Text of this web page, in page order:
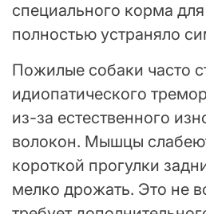
специального корма
полностью устраняло
Пожилые собаки часто
идиопатического
из-за естественного
волокон. Мышцы
короткой прогулки
мелко дрожать. Это не